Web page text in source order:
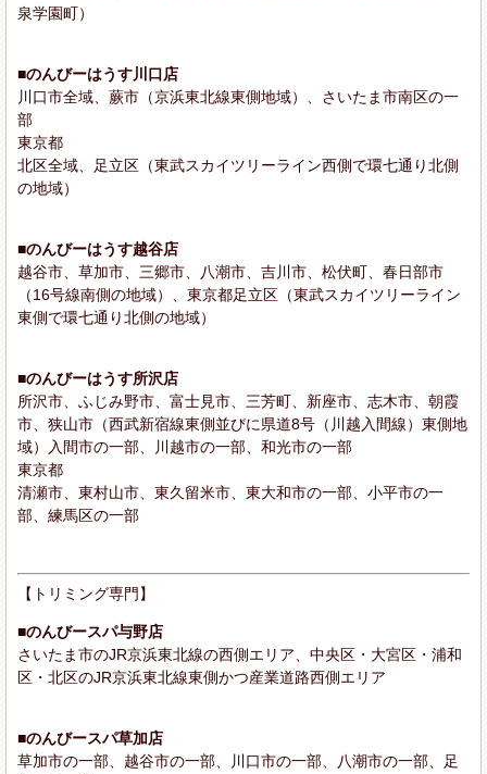
泉学園町）
■のんびーはうす川口店
川口市全域、蕨市（京浜東北線東側地域）、さいたま市南区の一
部
東京都
北区全域、足立区（東武スカイツリーライン西側で環七通り北側
の地域）
■のんびーはうす越谷店
越谷市、草加市、三郷市、八潮市、吉川市、松伏町、春日部市
（16号線南側の地域）、東京都足立区（東武スカイツリーライン
東側で環七通り北側の地域）
■のんびーはうす所沢店
所沢市、ふじみ野市、富士見市、三芳町、新座市、志木市、朝霞
市、狭山市（西武新宿線東側並びに県道8号（川越入間線）東側地
域）入間市の一部、川越市の一部、和光市の一部
東京都
清瀬市、東村山市、東久留米市、東大和市の一部、小平市の一
部、練馬区の一部
【トリミング専門】
■のんびースパ与野店
さいたま市のJR京浜東北線の西側エリア、中央区・大宮区・浦和
区・北区のJR京浜東北線東側かつ産業道路西側エリア
■のんびースパ草加店
草加市の一部、越谷市の一部、川口市の一部、八潮市の一部、足